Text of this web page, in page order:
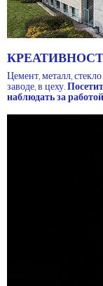
Цемент, металл,
заводе, в цеху.
наблюдать за